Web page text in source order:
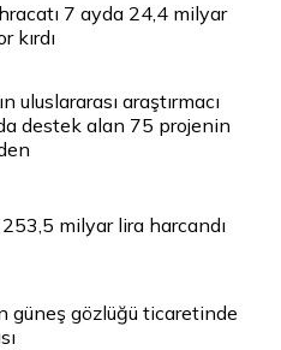
7 ayda 24,4 milyar
kırdı
uluslararası araştırmacı
destek alan 75 projenin
milyar lira harcandı
güneş gözlüğü ticaretinde